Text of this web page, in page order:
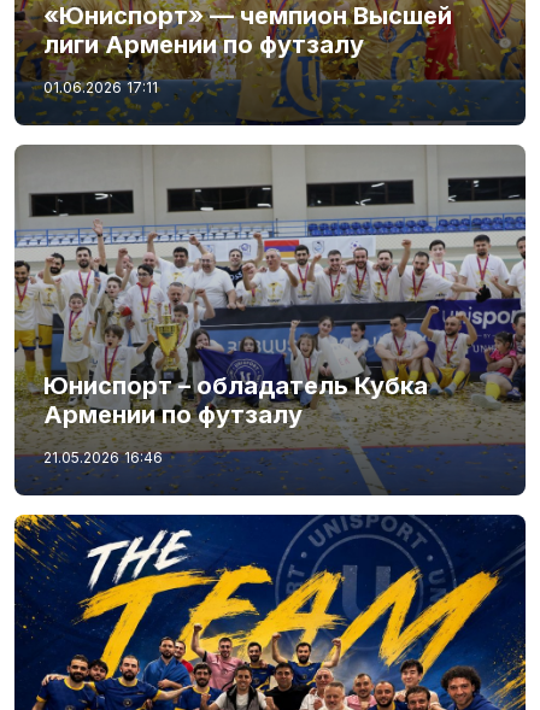
«Юниспорт» — чемпион Высшей
лиги Армении по футзалу
01.06.2026 17:11
Юниспорт – обладатель Кубка
Армении по футзалу
21.05.2026 16:46